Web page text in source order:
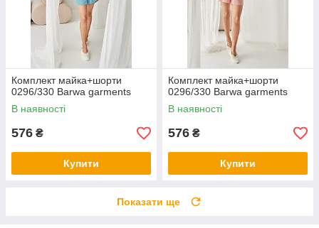
Комплект майка+шорти
0296/330 Barwa garments
В наявності
576 ₴
Купити
Комплект майка+шорти
0296/330 Barwa garments
В наявності
576 ₴
Купити
Показати ще